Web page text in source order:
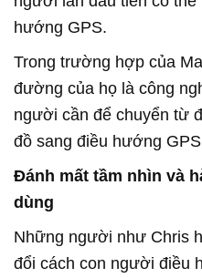
hướng GPS.
Trong trường hợp của
đường của họ là công
người cần để chuyển từ
đồ sang điều hướng
Đánh mất tầm nhìn và
dùng
Những người như Chris
đổi cách con người điều